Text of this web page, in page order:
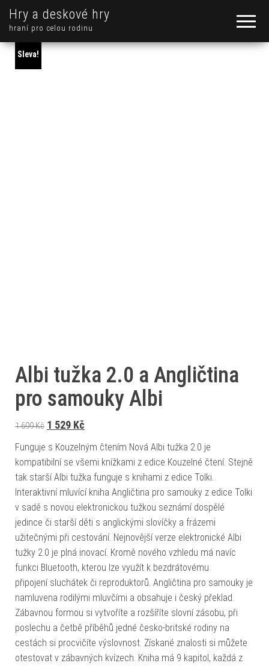
Hry a deskové hry
hraní pro celou rodinu
Sleva!
Albi tužka 2.0 a Angličtina
pro samouky Albi
1 699Kč Původní cena byla: 1 699 Kč.
1 529 Kč
Funguje s Kouzelným čtením Nová Albi tužka 2.0 je
kompatibilní se všemi knížkami z edice Kouzelné čtení. Stejně
tak starší Albi tužka funguje s knihami z edice Tolki.
Interaktivní mluvící kniha Angličtina pro samouky z edice Tolki
v sadě s novou elektronickou tužkou seznámí dospělé
jedince či starší děti s anglickými slovíčky a frázemi
užitečnými při cestování. Nejnovější verze elektronické Albi
tužky 2.0 je plná inovací. Kromě nového vzhledu má navíc
funkci Bluetooth, kterou lze využít k bezdrátovému
připojení sluchátek či reproduktorů. Angličtina pro samouky je
namluvena rodilými mluvčími a obsahuje i český překlad.
Zábavnou formou si vytvoříte a rozšíříte slovní zásobu, při
poslechu a četbě příběhů jedné česko-britské rodiny na
cestách si procvičíte výslovnost. Získané znalosti si můžete
otestovat v zábavných kvízech. Kniha má 9 kapitol, každá z